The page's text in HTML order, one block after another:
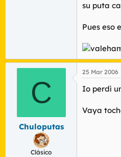
su puta
Pues eso
C
Chuloputas
Clásico
25 Mar 2006
Io perdì
Vaya